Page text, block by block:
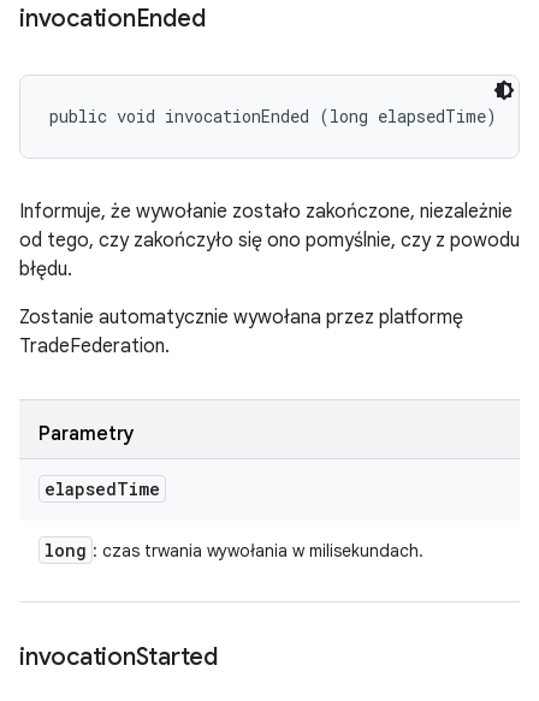
invocationEnded
public void invocationEnded (long elapsedTime)
Informuje, że wywołanie zostało zakończone, niezależnie
od tego, czy zakończyło się ono pomyślnie, czy z powodu
błędu.
Zostanie automatycznie wywołana przez platformę
TradeFederation.
Parametry
elapsedTime
long : czas trwania wywołania w milisekundach.
invocationStarted